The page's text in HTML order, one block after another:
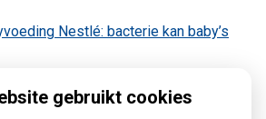
Nestlé: bacterie kan baby’s
gebruikt cookies